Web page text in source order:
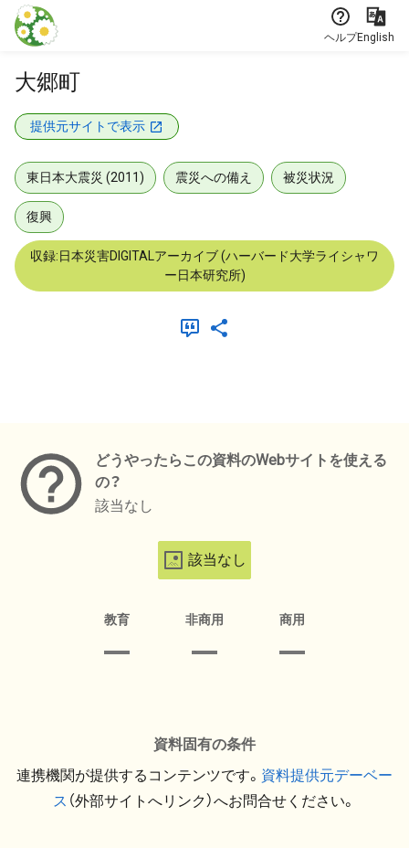
本文に飛ぶ
ヘルプEnglish
大郷町
提供元サイトで表示
東日本大震災 (2011) 震災への備え 被災状況
復興
収録:日本災害DIGITALアーカイブ (ハーバード大学ライシャワ
ー日本研究所)
どうやったらこの資料のWebサイトを使える
の？
該当なし
該当なし
教育 非商用 商用
資料固有の条件
連携機関が提供するコンテンツです。 資料提供元デーベー
ス （外部サイトへリンク）へお問合せください。